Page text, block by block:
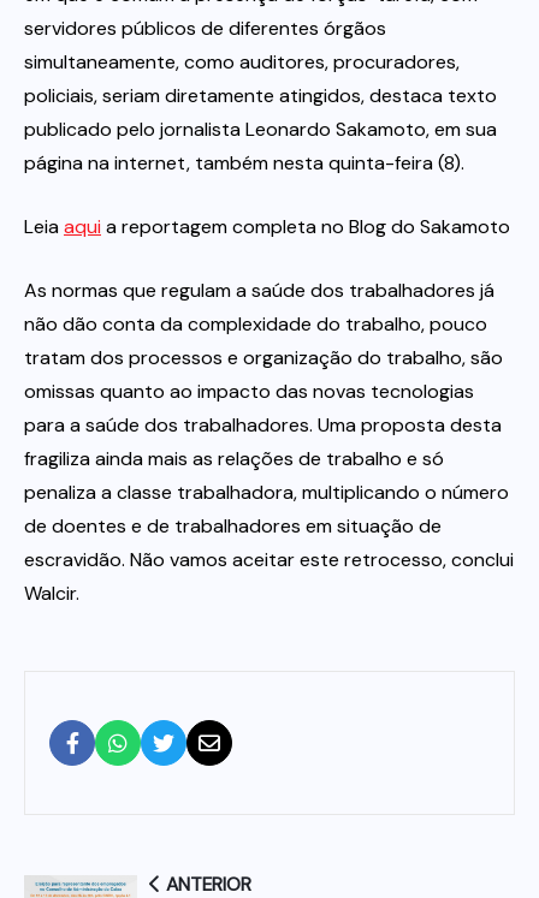
servidores públicos de diferentes órgãos
simultaneamente, como auditores, procuradores,
policiais, seriam diretamente atingidos, destaca texto
publicado pelo jornalista Leonardo Sakamoto, em sua
página na internet, também nesta quinta-feira (8).
Leiaaqui a reportagem completa no Blog do Sakamoto
As normas que regulam a saúde dos trabalhadores já
não dão conta da complexidade do trabalho, pouco
tratam dos processos e organização do trabalho, são
omissas quanto ao impacto das novas tecnologias
para a saúde dos trabalhadores. Uma proposta desta
fragiliza ainda mais as relações de trabalho e só
penaliza a classe trabalhadora, multiplicando o número
de doentes e de trabalhadores em situação de
escravidão. Não vamos aceitar este retrocesso, conclui
Walcir.
ANTERIOR